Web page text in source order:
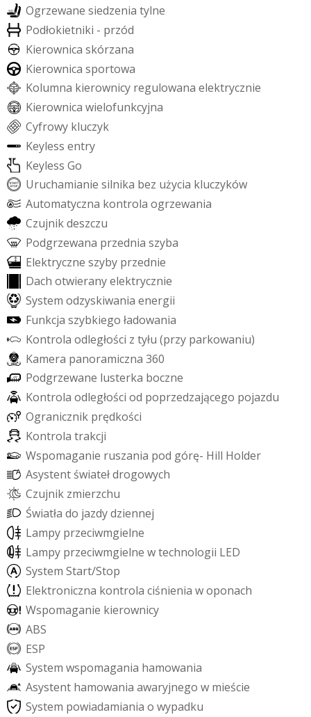
Ogrzewane siedzenia tylne
Podłokietniki - przód
Kierownica skórzana
Kierownica sportowa
Kolumna kierownicy regulowana elektrycznie
Kierownica wielofunkcyjna
Cyfrowy kluczyk
Keyless entry
Keyless Go
Uruchamianie silnika bez użycia kluczyków
Automatyczna kontrola ogrzewania
Czujnikdeszczu
Podgrzewana przednia szyba
Elektryczne szyby przednie
Dach otwieranyelektrycznie
System odzyskiwania energii
Funkcja szybkiego ładowania
Kontrola odległości z tyłu (przy parkowaniu)
Kamera panoramiczna 360
Podgrzewane lusterka boczne
Kontrola odległości od poprzedzającego pojazdu
Ogranicznik prędkości
Kontrola trakcji
Wspomaganie ruszania pod górę- Hill Holder
Asystent światełdrogowych
Czujnik zmierzchu
Światła do jazdydziennej
Lampy przeciwmgielne
Lampy przeciwmgielne wtechnologii LED
System Start/Stop
Elektroniczna kontrola ciśnienia woponach
Wspomaganie kierownicy
ABS
ESP
System wspomagania hamowania
Asystent hamowania awaryjnego w mieście
System powiadamiania o wypadku